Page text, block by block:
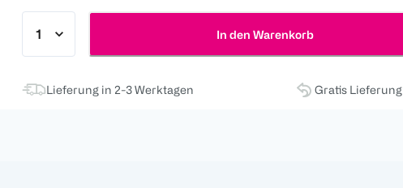
In den Warenkorb
Lieferung in 2-3 Werktagen Gratis